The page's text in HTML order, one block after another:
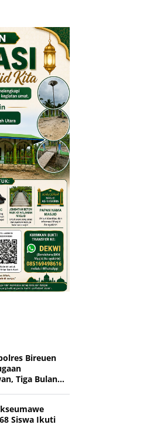
Bireuen
Tiga Bulan
Siswa Ikuti